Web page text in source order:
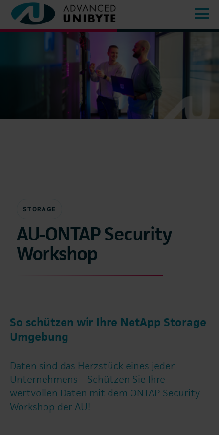
STORAGE
AU-ONTAP Security
Workshop
So schützen wir Ihre NetApp Storage
Umgebung
Daten sind das Herzstück eines jeden
Unternehmens – Schützen Sie Ihre
wertvollen Daten mit dem ONTAP Security
Workshop der AU!